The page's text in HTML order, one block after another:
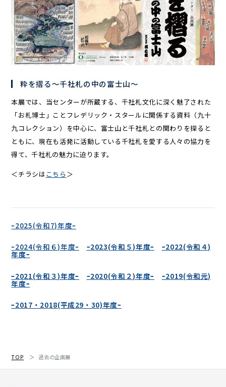
粋を摺る～千社札の中の富士山～
本展では、当センターが所蔵する、千社札文化に深く魅了された
「お札博士」ことフレデリック・スタールに関係する資料（九十
九コレクション）を中心に、富士山と千社札との関わりを探ると
ともに、現在も活発に活動している千社札を愛する人々の協力を
得て、千社札の魅力に迫ります。
＜チラシは こちら ＞
ｰ2025(令和7)年度ｰ
ｰ2024(令和６)年度ｰ ｰ2023(令和５)年度ｰ ｰ2022(令和４)
年度ｰ
ｰ2021(令和３)年度ｰ ｰ2020(令和２)年度ｰ ｰ2019(令和元)
年度ｰ
ｰ2017・2018(平成29・30)年度ｰ
TOP 過去の企画展